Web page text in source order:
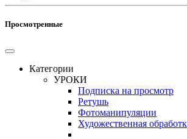
Просмотренные
Категории
УРОКИ
Подписка на просмотр
Ретушь
Фотоманипуляции
Художественная обработка